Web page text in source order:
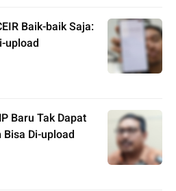
Baik-baik Saja:
upload
Baru Tak Dapat
Di-upload